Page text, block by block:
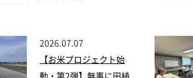
2026.07.07
【お米プロジェクト始
動・第2弾】無事に田植